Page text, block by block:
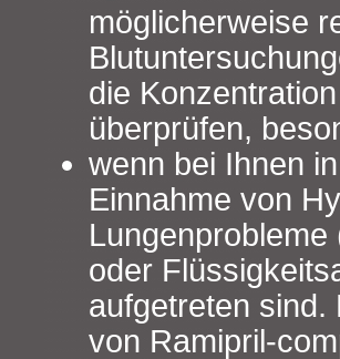
möglicherweise
die
überprüfen,
wenn bei Ihnen
Einnahme von
oder
aufgetreten sind.
von Ramipril-